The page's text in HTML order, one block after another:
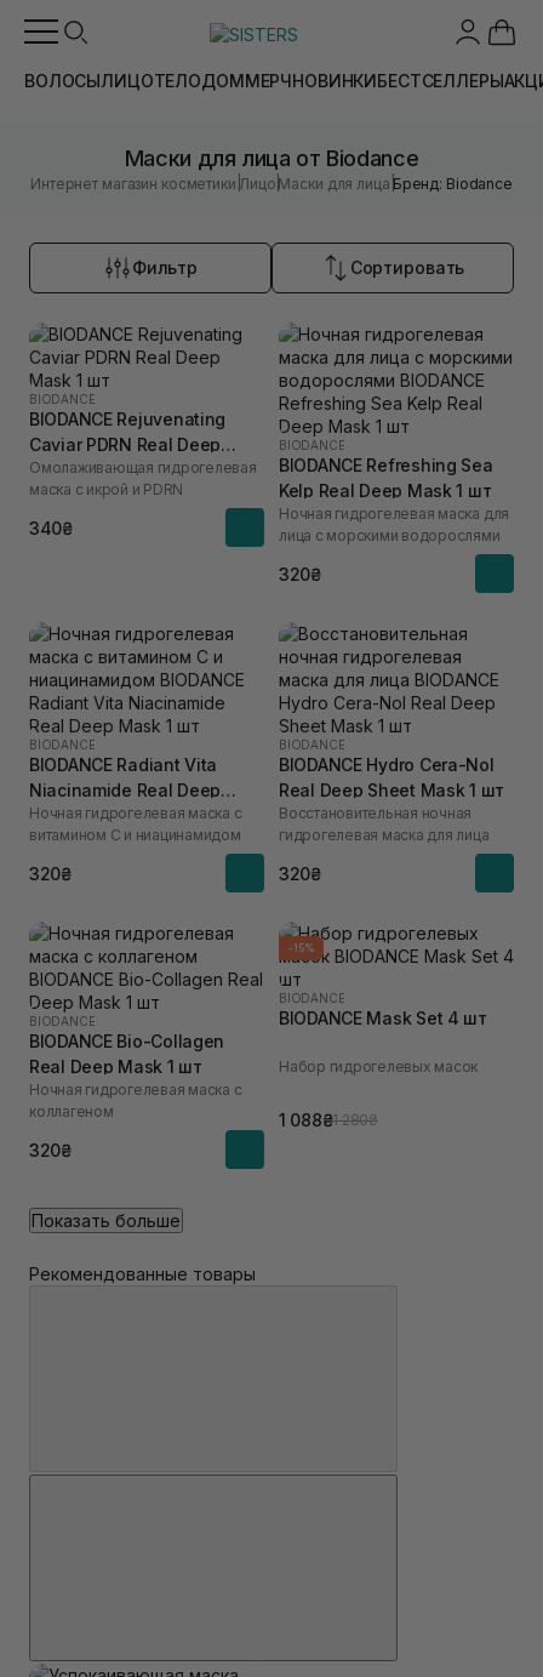
ВОЛОСЫЛИЦОТЕЛОДОММЕРЧНОВИНКИБЕСТСЕЛЛЕРЫ
Маски для лица от Biodance
Интернет магазин косметики Лицо |Маски для лица |Бренд: Biodance
Фильтр Сортировать
BIODANCE
BIODANCE Rejuvenating
Caviar PDRN Real Deep
Mask 1 шт
Омолаживающая гидрогелевая
маска с икрой и PDRN
340₴
BIODANCE
BIODANCE Refreshing Sea
Kelp Real Deep Mask 1 шт
Ночная гидрогелевая маска для
лица с морскими водорослями
320₴
BIODANCE
BIODANCE Radiant Vita
Niacinamide Real Deep
Mask 1 шт
Ночная гидрогелевая маска с
витамином С и ниацинамидом
320₴
BIODANCE
BIODANCE Hydro Cera-Nol
Real Deep Sheet Mask 1 шт
Восстановительная ночная
гидрогелевая маска для лица
320₴
BIODANCE
BIODANCE Bio-Collagen
Real Deep Mask 1 шт
Ночная гидрогелевая маска с
коллагеном
320₴
-15%
BIODANCE
BIODANCE Mask Set 4 шт
Набор гидрогелевых масок
1 088₴1 280₴
Показать больше
Рекомендованные товары